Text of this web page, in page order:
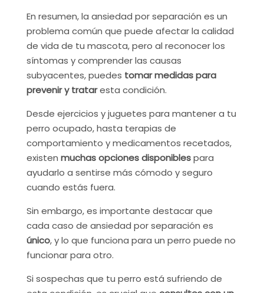
En resumen, la ansiedad por separación es un
problema común que puede afectar la calidad
de vida de tu mascota, pero al reconocer los
síntomas y comprender las causas
subyacentes, puedes tomar medidas para
prevenir y trataresta condición.
Desde ejercicios y juguetes para mantener a tu
perro ocupado, hasta terapias de
comportamiento y medicamentos recetados,
existen muchas opciones disponiblespara
ayudarlo a sentirse más cómodo y seguro
cuando estás fuera.
Sin embargo, es importante destacar que
cada caso de ansiedad por separación es
único, y lo que funciona para un perro puede no
funcionar para otro.
Si sospechas que tu perro está sufriendo de